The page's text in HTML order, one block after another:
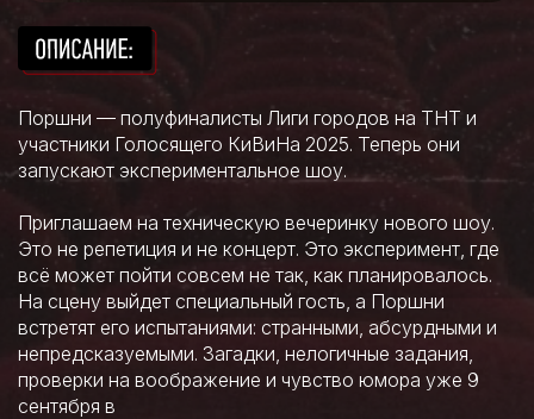
Поршни — полуфиналисты Лиги городов на ТНТ и
участники Голосящего КиВиНа 2025. Теперь они
запускают экспериментальное шоу.
Приглашаем на техническую вечеринку нового шоу.
Это не репетиция и не концерт. Это эксперимент, где
всё может пойти совсем не так, как планировалось.
На сцену выйдет специальный гость, а Поршни
встретят его испытаниями: странными, абсурдными и
непредсказуемыми. Загадки, нелогичные задания,
проверки на воображение и чувство юмора уже 9
сентября в